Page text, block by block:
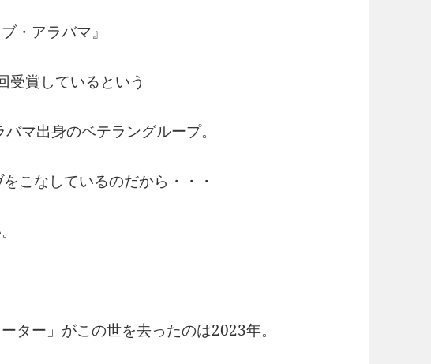
・アラバマ』
受賞しているという
マ出身のベテラングループ。
こなしているのだから・・・
ター」がこの世を去ったのは2023年。